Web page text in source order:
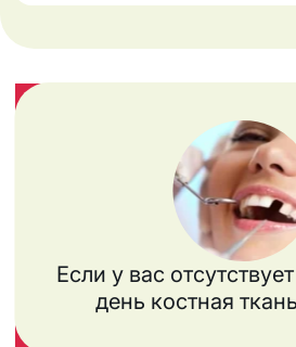
Если у вас
день костная
Скорее всего вам
делать операцию
наращиванию